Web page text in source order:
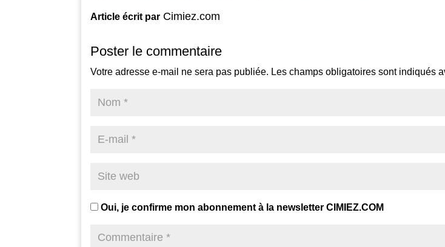
Article écrit par Cimiez.com
Poster le commentaire
Votre adresse e-mail ne sera pas publiée. Les champs obligatoires sont indiqués
Oui, je confirme mon abonnement à la newsletter CIMIEZ.COM